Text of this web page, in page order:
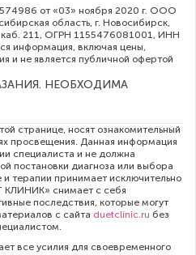
от «03» ноября 2020 г. ООО
область, г. Новосибирск,
каб. 211, ОГРН 1155476081001, ИНН
информация, включая цены,
и не является публичной офертой
НЕОБХОДИМА
странице, носят ознакомительный
просвещения. Данная информация
специалиста и не должна
постановки диагноза или выбора
терапии принимает исключительно
снимает с себя
последствия, которые могут
с сайта duetclinic.ru без
все усилия для своевременного